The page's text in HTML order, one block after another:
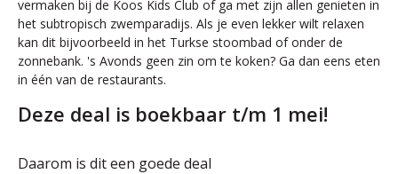
vermaken bij de Koos Kids Club of ga met zijn allen genieten in
het subtropisch zwemparadijs. Als je even lekker wilt relaxen
kan dit bijvoorbeeld in het Turkse stoombad of onder de
zonnebank. 's Avonds geen zin om te koken? Ga dan eens eten
in één van de restaurants.
Deze deal is boekbaar t/m 1 mei!
Daarom is dit een goede deal